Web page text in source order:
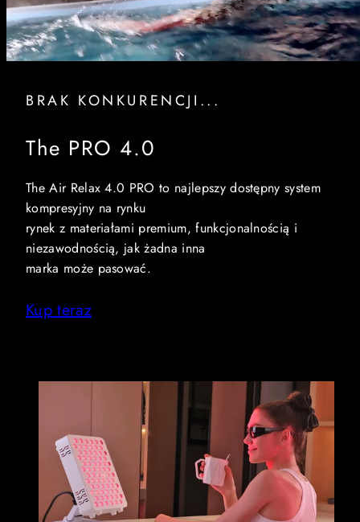
BRAK KONKURENCJI...
The PRO 4.0
The Air Relax 4.0 PRO to najlepszy dostępny system
kompresyjny na rynku
rynek z materiałami premium, funkcjonalnością i
niezawodnością, jak żadna inna
marka może pasować.
Kup teraz